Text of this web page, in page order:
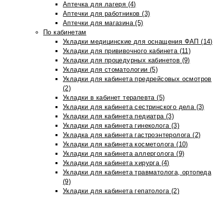
Аптечка для лагеря (4)
Аптечки для работников (3)
Аптечки для магазина (5)
По кабинетам
Укладки медицинские для оснащения ФАП (14)
Укладки для прививочного кабинета (11)
Укладки для процедурных кабинетов (9)
Укладки для стоматологии (5)
Укладки для кабинета предрейсовых осмотров
(2)
Укладки в кабинет терапевта (5)
Укладки для кабинета сестринского дела (3)
Укладки для кабинета педиатра (3)
Укладки для кабинета гинеколога (3)
Укладка для кабинета гастроэнтеролога (2)
Укладки для кабинета косметолога (10)
Укладки для кабинета аллерголога (9)
Укладки для кабинета хирурга (4)
Укладки для кабинета травматолога, ортопеда
(9)
Укладки для кабинета гепатолога (2)